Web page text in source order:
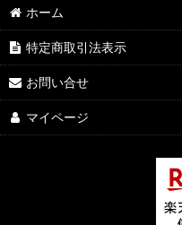
ホーム
特定商取引法表示
お問い合せ
マイページ